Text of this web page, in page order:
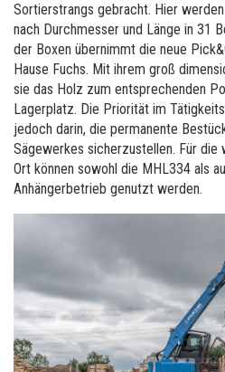
Sortierstrangs gebracht. Hier
nach Durchmesser und Länge in 31
der Boxen übernimmt die neue
Hause Fuchs. Mit ihrem groß
sie das Holz zum entsprechenden
Lagerplatz. Die Priorität im
jedoch darin, die permanente
Sägewerkes sicherzustellen. Für
Ort können sowohl die MHL334 als
Anhängerbetrieb genutzt werden.